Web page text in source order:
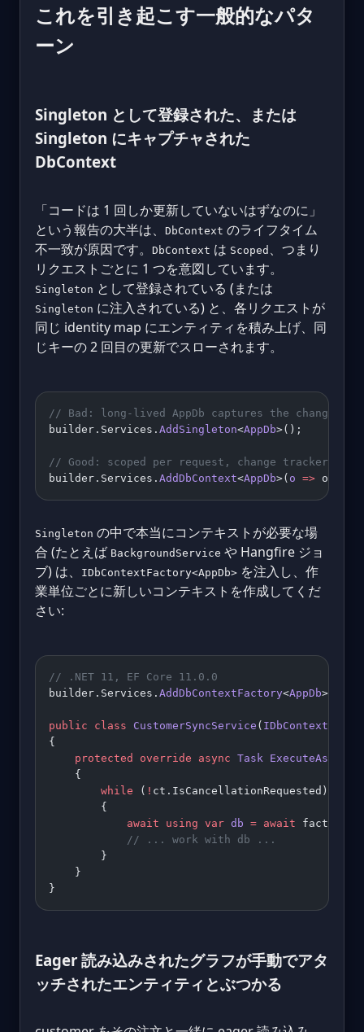
これを引き起こす一般的なパタ
ーン
Singleton として登録された、または
Singleton にキャプチャされた
DbContext
「コードは 1 回しか更新していないはずなのに」
という報告の大半は、
DbContext のライフタイム
不一致が原因です。
DbContext は Scoped 、つまり
リクエストごとに 1 つを意図しています。
Singleton として登録されている (または
Singleton に注入されている) と、各リクエストが
同じ identity map にエンティティを積み上げ、同
じキーの 2 回目の更新でスローされます。
// Bad: long-lived AppDb captures the change
builder.Services. AddSingleton<AppDb>();
// Good: scoped per request, change tracker
builder.Services. AddDbContext<AppDb>( o => o.
Singleton の中で本当にコンテキストが必要な場
合 (たとえば BackgroundService や Hangfire ジョ
ブ) は、
IDbContextFactory<AppDb> を注入し、作
業単位ごとに新しいコンテキストを作成してくだ
さい:
// .NET 11, EF Core 11.0.0
builder.Services. AddDbContextFactory<AppDb>(
public class CustomerSyncService (
{
    protected
override async Task ExecuteAsync
    {
        while
( ! ct.IsCancellationRequested)
        {
            await
using var db = await factory.
            // ... work with db ...
        }
    }
}
Eager 読み込みされたグラフが手動でアタ
ッチされたエンティティとぶつかる